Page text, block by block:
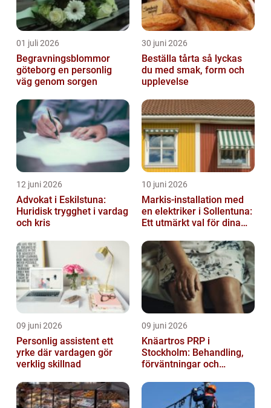
01 juli 2026
Begravningsblommor
göteborg en personlig
väg genom sorgen
30 juni 2026
Beställa tårta så lyckas
du med smak, form och
upplevelse
12 juni 2026
Advokat i Eskilstuna:
Huridisk trygghet i vardag
och kris
10 juni 2026
Markis-installation med
en elektriker i Sollentuna:
Ett utmärkt val för dina
09 juni 2026
Personlig assistent ett
yrke där vardagen gör
verklig skillnad
09 juni 2026
Knäartros PRP i
Stockholm: Behandling,
förväntningar och